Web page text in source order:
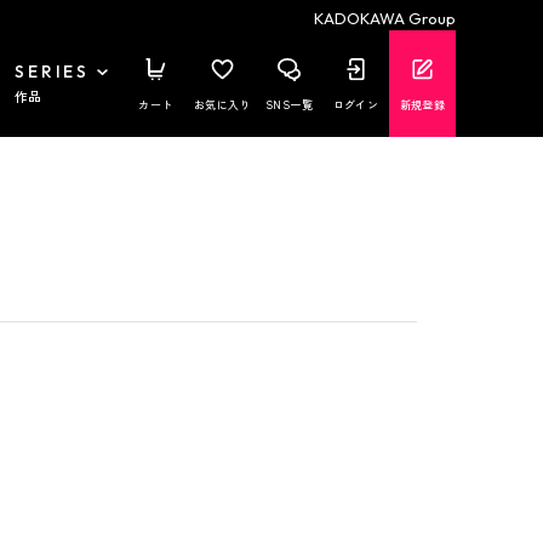
KADOKAWA Group
SERIES
作品 カート お気に入り SNS一覧 ログイン 新規登録